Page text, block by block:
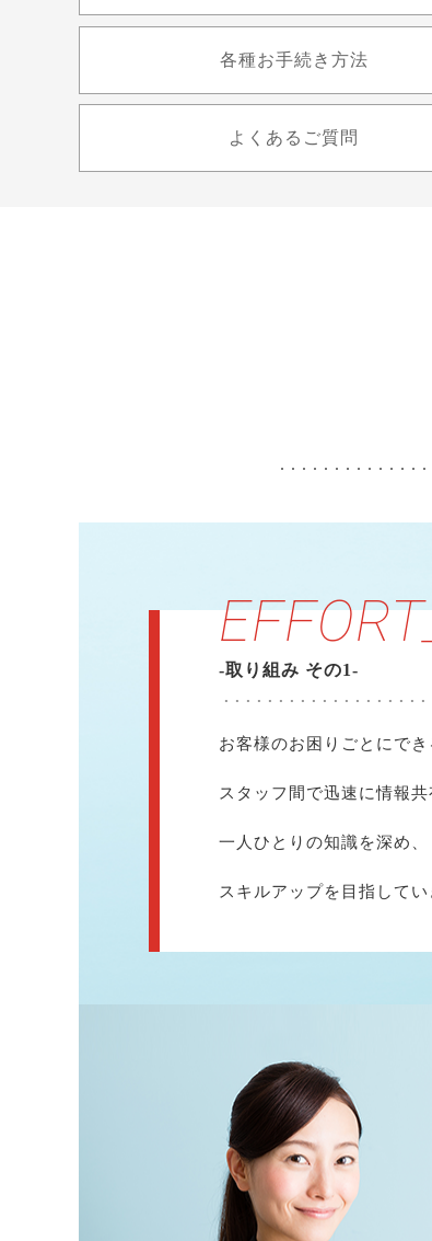
各種お手続き方法
よくあるご質問
-取り組み その1-
お客様のお困りごとにでき
スタッフ間で迅速に情報共
一人ひとりの知識を深め、
スキルアップを目指してい